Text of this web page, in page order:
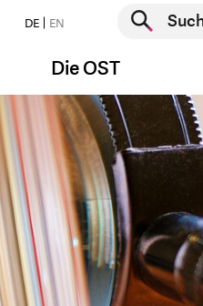
DE EN
Suche starten
Die OST